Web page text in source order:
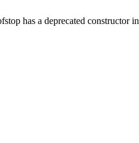
has a deprecated constructor in